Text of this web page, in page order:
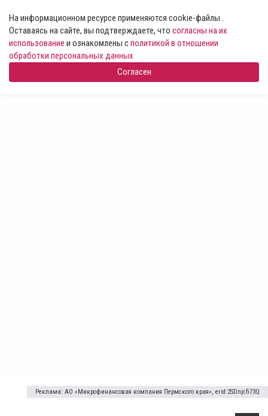
На информационном ресурсе применяются cookie-файлы .
Оставаясь на сайте, вы подтверждаете, что согласны на их
использование и ознакомлены сполитикой в отношении
обработки персональных данных
Согласен
Реклама: АО «Микрофинансовая компания Пермского края», erid:2SDnjcfi73Q